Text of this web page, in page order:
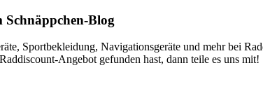
Schnäppchen-Blog
Sportbekleidung, Navigationsgeräte und mehr bei
Angebot gefunden hast, dann teile es uns